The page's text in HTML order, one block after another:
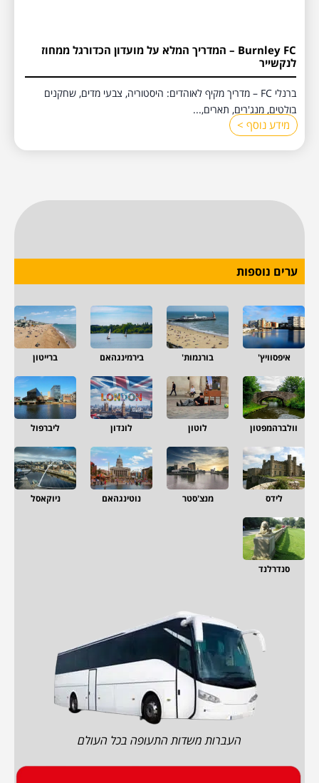
Burnley FC – המדריך המלא על מועדון הכדורגל ממחוז
לנקשייר
ברנלי FC – מדריך מקיף לאוהדים: היסטוריה, צבעי מדים, שחקנים
בולטים, מנג'רים, תארים,...
מידע נוסף >
ערים נוספות
איפסוויץ' בורנמות' בירמינגהאם ברייטון
וולברהמפטון לוטון לונדון ליברפול
לידס מנצ'סטר נוטינגהאם ניוקאסל
סנדרלנד
העברות משדות התעופה בכל העולם